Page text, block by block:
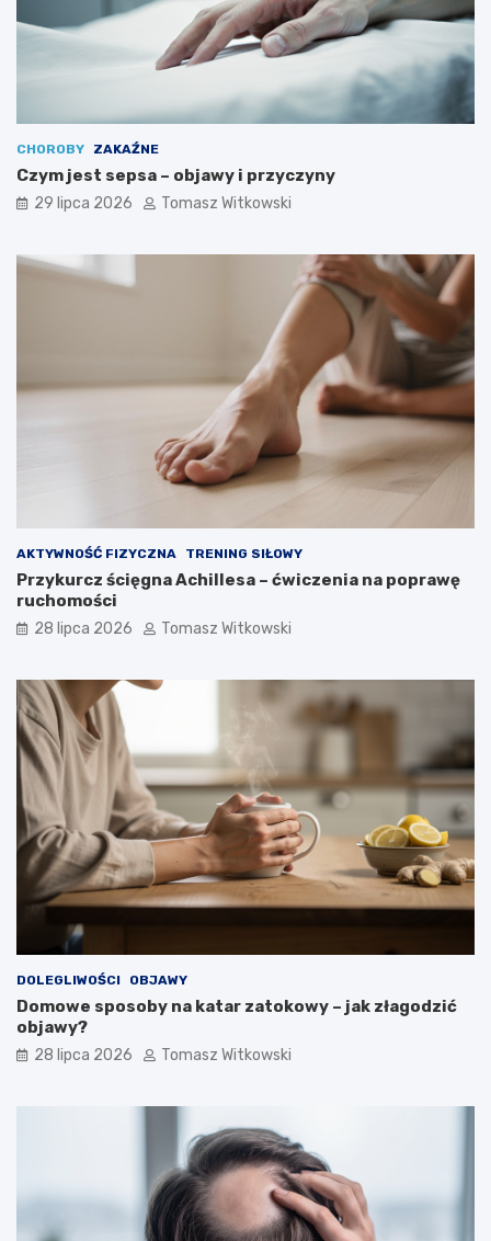
CHOROBY ZAKAŹNE
Czym jest sepsa – objawy i przyczyny
29 lipca 2026 Tomasz Witkowski
AKTYWNOŚĆ FIZYCZNA TRENING SIŁOWY
Przykurcz ścięgna Achillesa – ćwiczenia na poprawę
ruchomości
28 lipca 2026 Tomasz Witkowski
DOLEGLIWOŚCI OBJAWY
Domowe sposoby na katar zatokowy – jak złagodzić
objawy?
28 lipca 2026 Tomasz Witkowski